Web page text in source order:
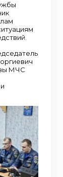
МЧС